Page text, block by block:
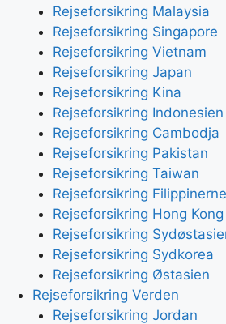
Rejseforsikring Malaysia
Rejseforsikring Singapore
Rejseforsikring Vietnam
Rejseforsikring Japan
Rejseforsikring Kina
Rejseforsikring Indonesien
Rejseforsikring Cambodja
Rejseforsikring Pakistan
Rejseforsikring Taiwan
Rejseforsikring Filippinerne
Rejseforsikring Hong Kong
Rejseforsikring
Rejseforsikring Sydkorea
Rejseforsikring Østasien
Rejseforsikring Verden
Rejseforsikring Jordan